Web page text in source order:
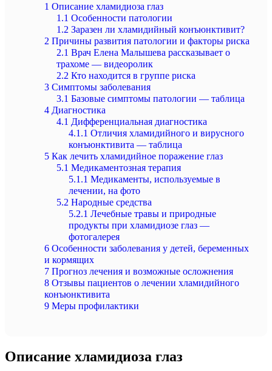
1 Описание хламидиоза глаз
1.1 Особенности патологии
1.2 Заразен ли хламидийный конъюнктивит?
2 Причины развития патологии и факторы риска
2.1 Врач Елена Малышева рассказывает о
трахоме — видеоролик
2.2 Кто находится в группе риска
3 Симптомы заболевания
3.1 Базовые симптомы патологии — таблица
4 Диагностика
4.1 Дифференциальная диагностика
4.1.1 Отличия хламидийного и вирусного
конъюнктивита — таблица
5 Как лечить хламидийное поражение глаз
5.1 Медикаментозная терапия
5.1.1 Медикаменты, используемые в
лечении, на фото
5.2 Народные средства
5.2.1 Лечебные травы и природные
продукты при хламидиозе глаз —
фотогалерея
6 Особенности заболевания у детей, беременных
и кормящих
7 Прогноз лечения и возможные осложнения
8 Отзывы пациентов о лечении хламидийного
конъюнктивита
9 Меры профилактики
Описание хламидиоза глаз